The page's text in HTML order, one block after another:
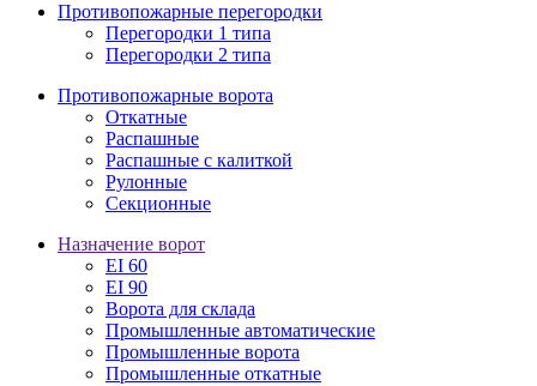
Противопожарные перегородки
Перегородки 1 типа
Перегородки 2 типа
Противопожарные ворота
Откатные
Распашные
Распашные с калиткой
Рулонные
Секционные
Назначение ворот
EI 60
EI 90
Ворота для склада
Промышленные автоматические
Промышленные ворота
Промышленные откатные